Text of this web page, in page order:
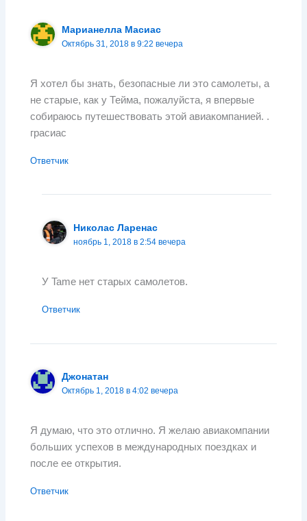
Марианелла Масиас
Октябрь 31, 2018 в 9:22 вечера
Я хотел бы знать, безопасные ли это самолеты, а
не старые, как у Тейма, пожалуйста, я впервые
собираюсь путешествовать этой авиакомпанией. .
грасиас
Ответчик
Николас Ларенас
ноябрь 1, 2018 в 2:54 вечера
У Tame нет старых самолетов.
Ответчик
Джонатан
Октябрь 1, 2018 в 4:02 вечера
Я думаю, что это отлично. Я желаю авиакомпании
больших успехов в международных поездках и
после ее открытия.
Ответчик